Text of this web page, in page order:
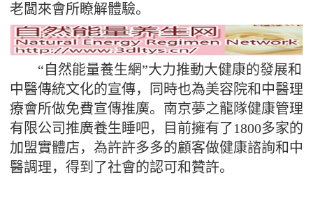
老闆來會所瞭解體驗。
“自然能量養生網”大力推動大健康的發展和
中醫傳統文化的宣傳，同時也為美容院和中醫理
療會所做免費宣傳推廣。南京夢之龍隊健康管理
有限公司推廣養生睡吧，目前擁有了1800多家的
加盟實體店，為許許多多的顧客做健康諮詢和中
醫調理，得到了社會的認可和贊許。